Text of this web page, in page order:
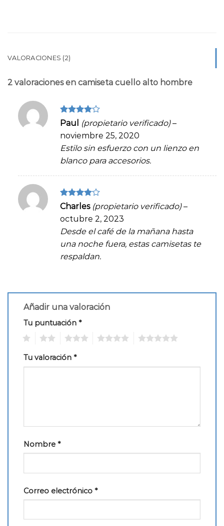
VALORACIONES (2)
2 valoraciones en camiseta cuello alto hombre
Valorado
de
5
Paul (propietario verificado) –
noviembre 25, 2020
Estilo sin esfuerzo con un lienzo en
blanco para accesorios.
Valorado
5
Charles (propietario verificado) –
octubre 2, 2023
Desde el café de la mañana hasta
una noche fuera, estas camisetas te
respaldan.
Añadir una valoración
Tu puntuación *
Tu valoración *
Nombre *
Correo electrónico *